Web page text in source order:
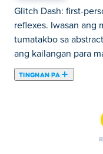
Glitch Dash: first-
reflexes. Iwasan ang
tumatakbo sa
ang kailangan para
TINGNAN PA